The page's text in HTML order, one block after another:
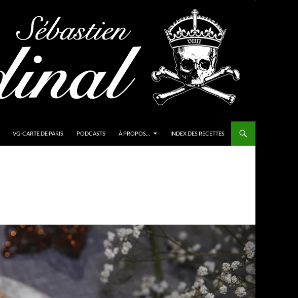
VG-CARTE DE PARIS PODCASTS À PROPOS… INDEX DES RECETTES